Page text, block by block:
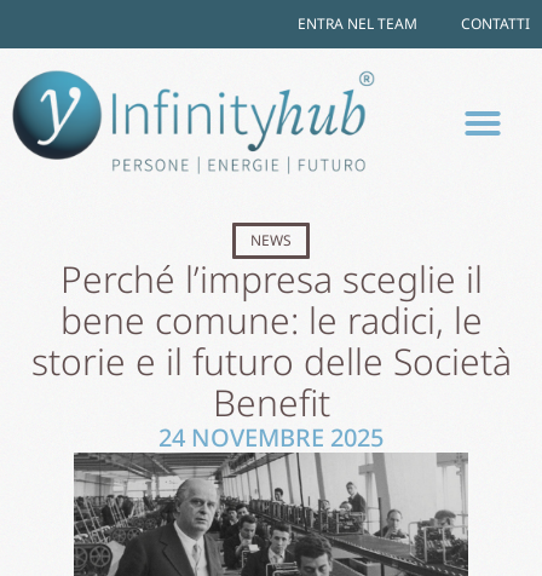
ENTRA NEL TEAM CONTATTI
NEWS
Perché l’impresa sceglie il
bene comune: le radici, le
storie e il futuro delle Società
Benefit
24 NOVEMBRE 2025